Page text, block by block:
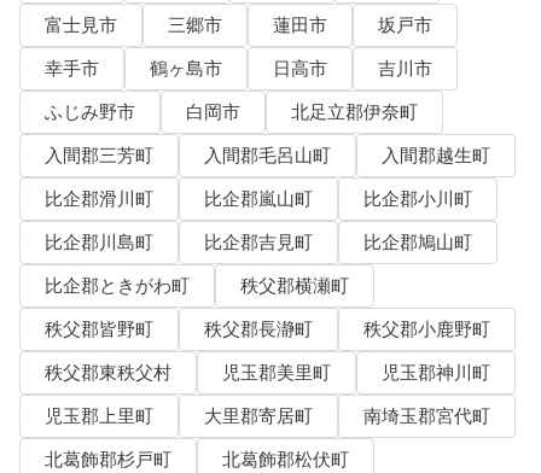
富士見市
三郷市 蓮田市
坂戸市
幸手市
鶴ヶ島市 日高市
吉川市
ふじみ野市
白岡市
北足立郡伊奈町
入間郡三芳町
入間郡毛呂山町
入間郡越生町
比企郡滑川町
比企郡嵐山町
比企郡小川町
比企郡川島町
比企郡吉見町
比企郡鳩山町
比企郡ときがわ町
秩父郡横瀬町
秩父郡皆野町
秩父郡長瀞町
秩父郡小鹿野町
秩父郡東秩父村
児玉郡美里町
児玉郡神川町
児玉郡上里町
大里郡寄居町
南埼玉郡宮代町
北葛飾郡杉戸町
北葛飾郡松伏町